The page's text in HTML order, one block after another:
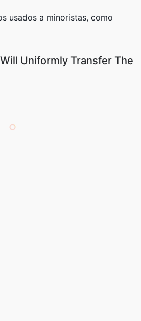
usados a minoristas, como
Uniformly Transfer The